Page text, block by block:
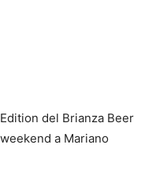
del Brianza Beer
a Mariano